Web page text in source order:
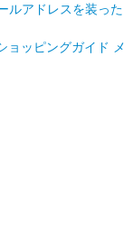
ルアドレスを装った
ョッピングガイド
メ